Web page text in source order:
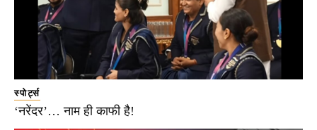
स्पोर्ट्स
‘नरेंदर’… नाम ही काफी है!